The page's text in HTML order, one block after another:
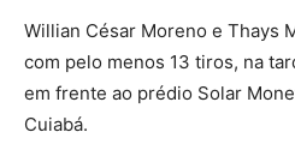
Willian César Moreno e Thays
com pelo menos 13 tiros, na
em frente ao prédio Solar
Cuiabá.